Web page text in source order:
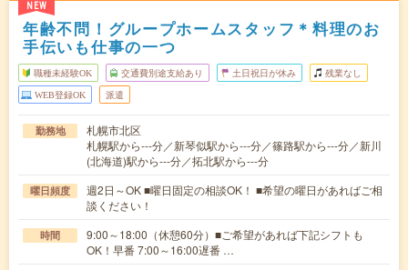
NEW
年齢不問！グループホームスタッフ＊料理のお
手伝いも仕事の一つ
職種未経験OK 交通費別途支給あり 土日祝日が休み 残業なし
WEB登録OK 派遣
勤務地
札幌市北区
札幌駅から---分／新琴似駅から---分／篠路駅から---分／新川
(北海道)駅から---分／拓北駅から---分
曜日頻度
週2日～OK ■曜日固定の相談OK！ ■希望の曜日があればご相
談ください！
時間
9:00～18:00（休憩60分）■ご希望があれば下記シフトも
OK！早番 7:00～16:00遅番 …